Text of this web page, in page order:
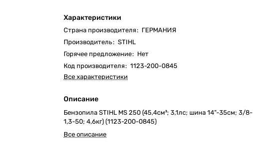
Характеристики
Страна производителя: ГЕРМАНИЯ
Производитель: STIHL
Горячее предложение: Нет
Код производителя: 1123-200-0845
Все характеристики
Описание
Бензопила STIHL MS 250 (45,4см³; 3,1лс; шина 14"-35см; 3/8-
1,3-50; 4,6кг) (1123-200-0845)
Все описание